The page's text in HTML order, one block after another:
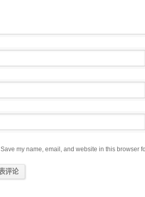
Save my name, email, and website in this browser